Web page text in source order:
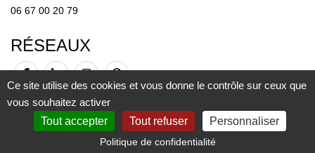
06 67 00 20 79
RÉSEAUX
Mentions légales Plan du site-CGV-
Gestion des cookies
© Copyright 2026 MOVI
Ce site utilise des cookies et vous donne le contrôle sur ceux que
vous souhaitez activer
Tout accepter
Tout refuser Personnaliser
Politique de confidentialité